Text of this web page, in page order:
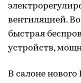
вентиляцией.
быстрая
устройств,
В салоне